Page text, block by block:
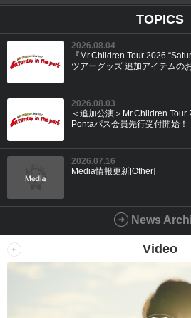
TOPICS
2026.08.04
『Mr.Children Tour 2026
ツアーグッズ 追加アイテムの
2026.08.03
＜追加公演＞Mr.Children Tour
Pontaパス会員先行受付開始！
2026.07.16
Media情報更新[Other]
News
Video